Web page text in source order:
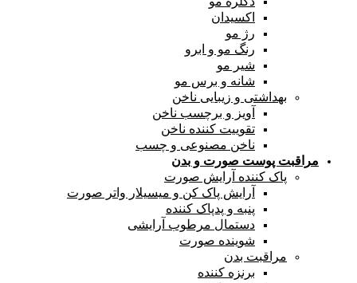
اکسیدان
رژ مو
رنگ مو و ابرو
شیر مو
شانه و برس مو
بهداشتی و زیبایی ناخن
آویز و برچسب ناخن
تقوییت کننده ناخن
ناخن مصنوعی و چسب
مراقبت پوست صورت و بدن
پاک کننده آرایش صورت
آرایش پاک کن و میسیلار واتر صورت
پنبه و پدپاک کننده
دستمال مرطوب آرایشی
شوینده صورت
مراقبت بدن
برنزه کننده